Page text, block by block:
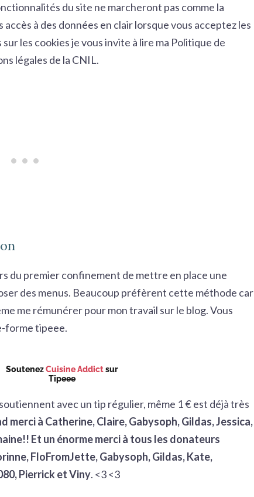
du site ne marcheront pas comme la
accès à des données en clair lorsque vous acceptez les
les cookies je vous invite à lire ma Politique de
légales de la CNIL.
du premier confinement de mettre en place une
des menus. Beaucoup préfèrent cette méthode car
me rémunérer pour mon travail sur le blog. Vous
forme tipeee.
SoutenezCuisine Addictsur
Tipeee
avec un tip régulier, même 1 € est déjà très
merci à Catherine, Claire, Gabysoph, Gildas, Jessica,
Et un énorme merci à tous les donateurs
FloFromJette, Gabysoph, Gildas, Kate,
Pierrick et Viny. <3 <3